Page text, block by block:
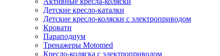
Детские кресло-каталки
Детские кресло-коляски с электроприводом
Кровати
Параподиум
Тренажеры Motomed
Кресло-коляска с электроприводом